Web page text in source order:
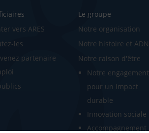
vers ARES
les
partenaire
Le groupe
Notre organisation
Notre histoire et ADN
Notre raison d'être
Notre engagement
pour un impact
durable
Innovation sociale
Accompagnement